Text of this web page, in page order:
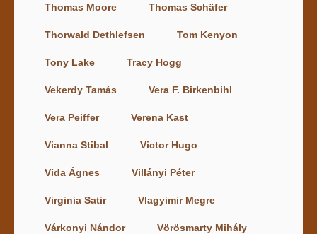
Thomas Moore Thomas Schäfer
Thorwald Dethlefsen Tom Kenyon
Tony Lake Tracy Hogg
Vekerdy Tamás Vera F. Birkenbihl
Vera Peiffer Verena Kast
Vianna Stibal Victor Hugo
Vida Ágnes Villányi Péter
Virginia Satir Vlagyimir Megre
Várkonyi Nándor Vörösmarty Mihály